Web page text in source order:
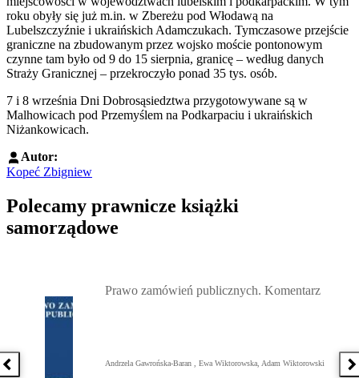
roku obyły się już m.in. w Zbereżu pod Włodawą na
Lubelszczyźnie i ukraińskich Adamczukach. Tymczasowe przejście
graniczne na zbudowanym przez wojsko moście pontonowym
czynne tam było od 9 do 15 sierpnia, granicę – według danych
Straży Granicznej – przekroczyło ponad 35 tys. osób.
7 i 8 września Dni Dobrosąsiedztwa przygotowywane są w
Malhowicach pod Przemyślem na Podkarpaciu i ukraińskich
Niżankowicach.
Autor:
Kopeć Zbigniew
Polecamy prawnicze książki
samorządowe
Poprzednia książka
Prawo zamówień publicznych. Komentarz
Andrzela Gawrońska-Baran , Ewa Wiktorowska, Adam Wiktorowski